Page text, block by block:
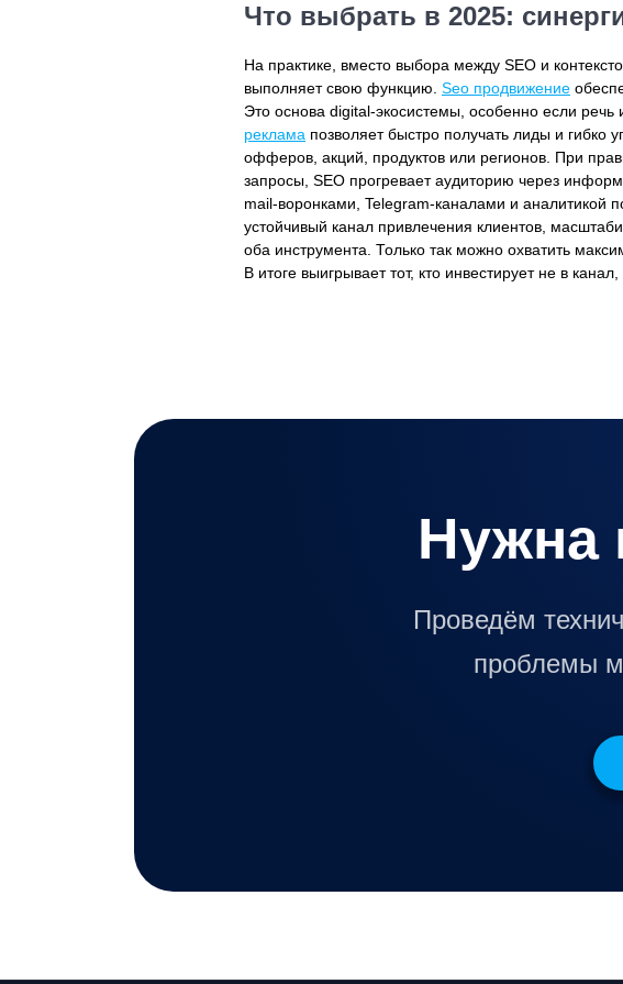
Что выбрать в 2025:
На практике, вместо выбора между SEO и
выполняет свою функцию. Seo продвижение
Это основа digital-экосистемы, особенно если
реклама позволяет быстро получать лиды и гибко
офферов, акций, продуктов или регионов. При
запросы, SEO прогревает аудиторию через
mail-воронками, Telegram-каналами и аналитикой
устойчивый канал привлечения клиентов,
оба инструмента. Только так можно охватить
В итоге выигрывает тот, кто инвестирует не в канал,
Нужна
Проведём
проблемы